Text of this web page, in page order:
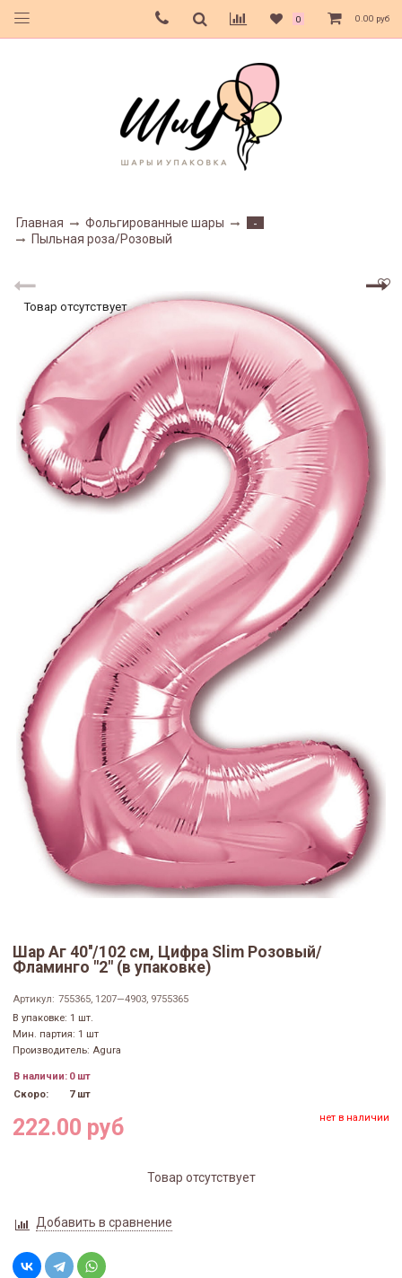
0 0.00 руб
Главная Фольгированные шары
-
Пыльная роза/Розовый
Товар отсутствует
Шар Аг 40''/102 см, Цифра Slim Розовый/
Фламинго "2" (в упаковке)
Артикул: 755365, 1207—4903, 9755365
В упаковке: 1 шт.
Мин. партия: 1 шт
Производитель: Agura
В наличии: 0 шт
Скоро:
7 шт
222.00 руб нет в наличии
Товар отсутствует
Добавить в сравнение